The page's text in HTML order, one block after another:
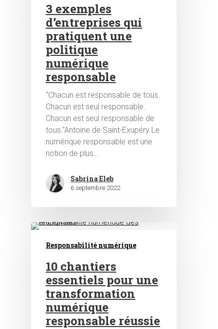
3 exemples
d’entreprises qui
pratiquent une
politique
numérique
responsable
"Chacun est responsable de tous.
Chacun est seul responsable.
Chacun est seul responsable de
tous."Antoine de Saint-Exupéry Le
numérique responsable est une
notion de plus…
Sabrina Eleb
6 septembre 2022
Responsabilité numérique
10 chantiers
essentiels pour une
transformation
numérique
responsable réussie